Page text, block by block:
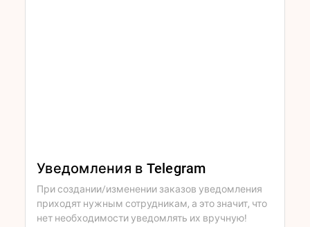
Уведомления в Telegram
При создании/изменении заказов уведомления
приходят нужным сотрудникам, а это значит, что
нет необходимости уведомлять их вручную!